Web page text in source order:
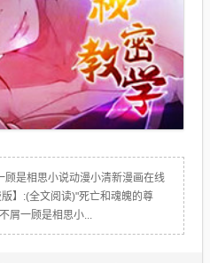
是相思小说动漫小清新漫画在线
】:(全文阅读)"死亡和魂魄的尊
屑一顾是相思小...